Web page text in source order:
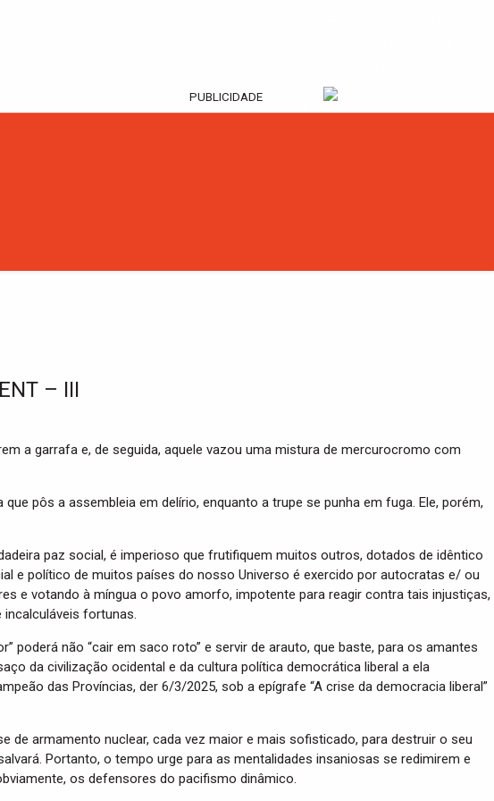
PUBLICIDADE
– III
a garrafa e, de seguida, aquele vazou uma mistura de mercurocromo com
pôs a assembleia em delírio, enquanto a trupe se punha em fuga. Ele, porém,
paz social, é imperioso que frutifiquem muitos outros, dotados de idêntico
e político de muitos países do nosso Universo é exercido por autocratas e/ ou
e votando à míngua o povo amorfo, impotente para reagir contra tais injustiças,
fortunas.
poderá não “cair em saco roto” e servir de arauto, que baste, para os amantes
da civilização ocidental e da cultura política democrática liberal a ela
das Províncias, der 6/3/2025, sob a epígrafe “A crise da democracia liberal”
de armamento nuclear, cada vez maior e mais sofisticado, para destruir o seu
Portanto, o tempo urge para as mentalidades insaniosas se redimirem e
os defensores do pacifismo dinâmico.